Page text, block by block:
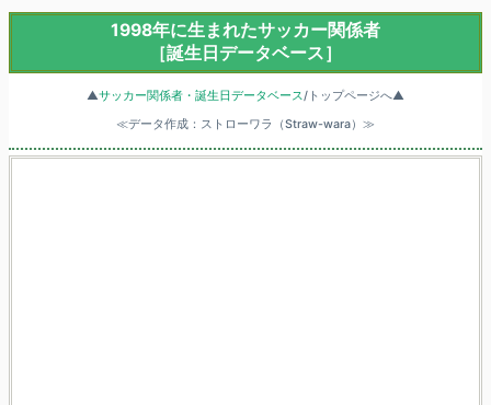
1998年に生まれたサッカー関係者
［誕生日データベース］
▲サッカー関係者・誕生日データベース/トップページへ▲
≪データ作成：ストローワラ（Straw-wara）≫